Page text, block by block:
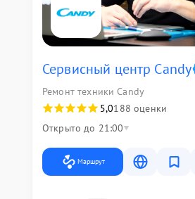
Сервисный центр Candy
Ремонт техники Candy
5,0188 оценки
Открыто до 21:00
Маршрут